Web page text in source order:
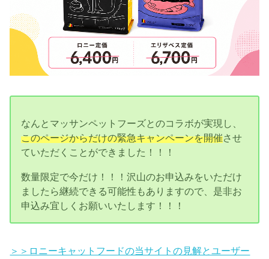
なんとマッサンペットフーズとのコラボが実現し、
このページからだけの緊急キャンペーンを開催させ
ていただくことができました！！！
数量限定で今だけ！！！沢山のお申込みをいただけ
ましたら継続できる可能性もありますので、是非お
申込み宜しくお願いいたします！！！
＞＞ロニーキャットフードの当サイトの見解とユーザー